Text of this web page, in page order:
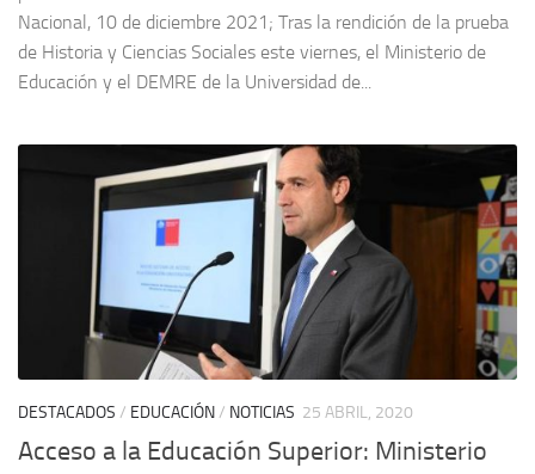
Nacional, 10 de diciembre 2021; Tras la rendición de la prueba
de Historia y Ciencias Sociales este viernes, el Ministerio de
Educación y el DEMRE de la Universidad de...
DESTACADOS / EDUCACIÓN/ NOTICIAS 25 ABRIL, 2020
Acceso a la Educación Superior: Ministerio